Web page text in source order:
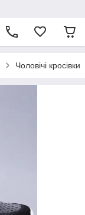
Чоловічі кросівки